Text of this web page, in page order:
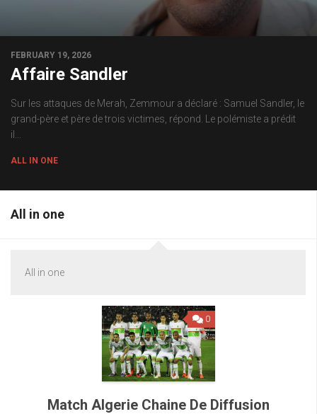
FEBRUARY 19, 2026
Affaire Sandler
Sur les attaques de Merah, Zemmour a déclaré : Samuel Sandler, le
grand-père et père de trois victimes, répond. Le polémiste a prédit
il...
ALL IN ONE
All in one
All in one
0
Match Algerie Chaine De Diffusion